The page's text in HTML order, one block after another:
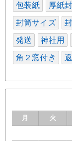
包装紙 厚紙
封筒サイズ
発送 神社用
角２窓付き
月 火